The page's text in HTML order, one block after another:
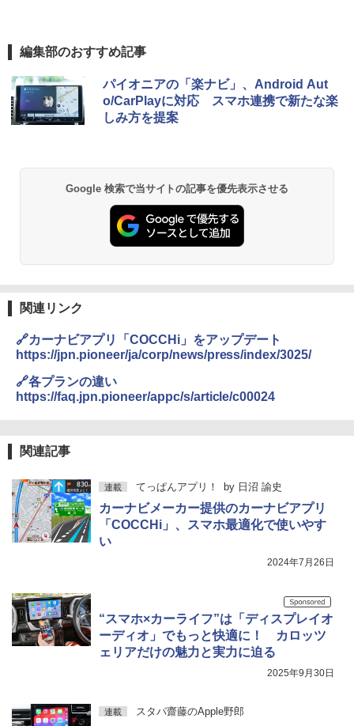
編集部のおすすめ記事
パイオニアの「楽ナビ」、Android Aut
o/CarPlayに対応 スマホ連携で新たな楽
しみ方を提案
Google 検索で当サイトの記事を優先表示させる
関連リンク
🔗カーナビアプリ「COCCHi」をアップデート
https://jpn.pioneer/ja/corp/news/press/index/3025/
🔗各プランの違い
https://faq.jpn.pioneer/appc/s/article/c00024
関連記事
連載 てっぱんアプリ！ by 日沼 諭史
カーナビメーカー提供のカーナビアプリ
「COCCHi」、スマホ最適化で使いやす
い
2024年7月26日
“スマホ×カーライフ”は「ディスプレイオ
ーディオ」でもっと快適に！ カロッツ
ェリアだけの魅力と実力に迫る
2025年9月30日
連載 スタパ齋藤のApple野郎